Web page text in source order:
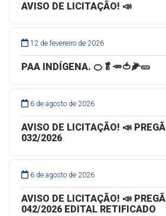
AVISO DE LICITAÇÃO! 📣
12 de fevereiro de 2026
PAA INDÍGENA. 🍊🥬🥕🍅🌽🥒
6 de agosto de 2026
AVISO DE LICITAÇÃO! 📣
032/2026
6 de agosto de 2026
AVISO DE LICITAÇÃO! 📣
042/2026 EDITAL RETIFICADO